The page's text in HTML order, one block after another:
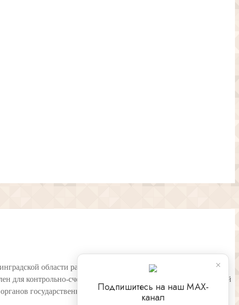
области рассмотрены вопросы выявления нарушений
для контрольно-счетных органов муниципальных образований
государственного (муниципального) финансового
×
Подпишитесь на наш МАХ-
канал